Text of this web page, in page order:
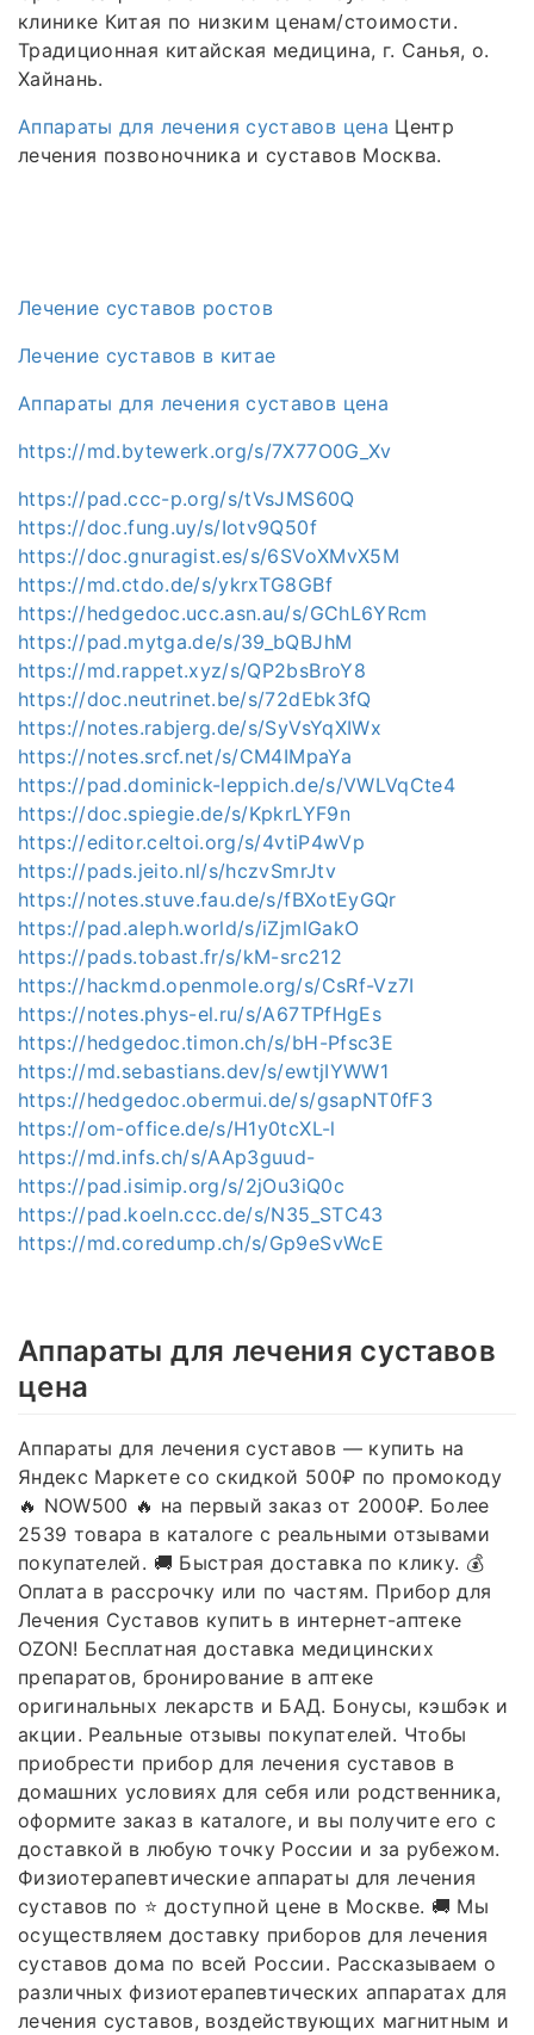
клинике Китая по низким ценам/стоимости.
Традиционная китайская медицина, г. Санья, о.
Хайнань.
Аппараты для лечения суставов цена Центр
лечения позвоночника и суставов Москва.
Лечение суставов ростов
Лечение суставов в китае
Аппараты для лечения суставов цена
https://md.bytewerk.org/s/7X77O0G_Xv
https://pad.ccc-p.org/s/tVsJMS60Q
https://doc.fung.uy/s/Iotv9Q50f
https://doc.gnuragist.es/s/6SVoXMvX5M
https://md.ctdo.de/s/ykrxTG8GBf
https://hedgedoc.ucc.asn.au/s/GChL6YRcm
https://pad.mytga.de/s/39_bQBJhM
https://md.rappet.xyz/s/QP2bsBroY8
https://doc.neutrinet.be/s/72dEbk3fQ
https://notes.rabjerg.de/s/SyVsYqXIWx
https://notes.srcf.net/s/CM4IMpaYa
https://pad.dominick-leppich.de/s/VWLVqCte4
https://doc.spiegie.de/s/KpkrLYF9n
https://editor.celtoi.org/s/4vtiP4wVp
https://pads.jeito.nl/s/hczvSmrJtv
https://notes.stuve.fau.de/s/fBXotEyGQr
https://pad.aleph.world/s/iZjmlGakO
https://pads.tobast.fr/s/kM-src212
https://hackmd.openmole.org/s/CsRf-Vz7I
https://notes.phys-el.ru/s/A67TPfHgEs
https://hedgedoc.timon.ch/s/bH-Pfsc3E
https://md.sebastians.dev/s/ewtjIYWW1
https://hedgedoc.obermui.de/s/gsapNT0fF3
https://om-office.de/s/H1y0tcXL-l
https://md.infs.ch/s/AAp3guud-
https://pad.isimip.org/s/2jOu3iQ0c
https://pad.koeln.ccc.de/s/N35_STC43
https://md.coredump.ch/s/Gp9eSvWcE
Аппараты для лечения суставов
цена
Аппараты для лечения суставов — купить на
Яндекс Маркете со скидкой 500₽ по промокоду
🔥 NOW500 🔥 на первый заказ от 2000₽. Более
2539 товара в каталоге с реальными отзывами
покупателей. 🚚 Быстрая доставка по клику. 💰
Оплата в рассрочку или по частям. Прибор для
Лечения Суставов купить в интернет-аптеке
OZON! Бесплатная доставка медицинских
препаратов, бронирование в аптеке
оригинальных лекарств и БАД. Бонусы, кэшбэк и
акции. Реальные отзывы покупателей. Чтобы
приобрести прибор для лечения суставов в
домашних условиях для себя или родственника,
оформите заказ в каталоге, и вы получите его с
доставкой в любую точку России и за рубежом.
Физиотерапевтические аппараты для лечения
суставов по ⭐️ доступной цене в Москве. 🚚 Мы
осуществляем доставку приборов для лечения
суставов дома по всей России. Рассказываем о
различных физиотерапевтических аппаратах для
лечения суставов, воздействующих магнитным и